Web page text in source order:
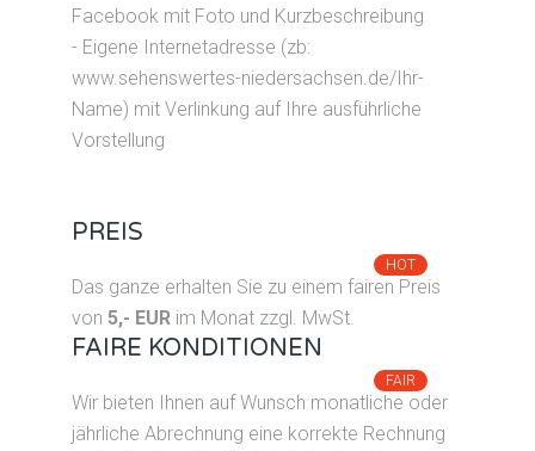
Facebook mit Foto und Kurzbeschreibung
- Eigene Internetadresse (zb:
www.sehenswertes-niedersachsen.de/Ihr-
Name) mit Verlinkung auf Ihre ausführliche
Vorstellung
HOT
PREIS
Das ganze erhalten Sie zu einem fairen Preis
von 5,- EUR im Monat zzgl. MwSt.
FAIR
FAIRE KONDITIONEN
Wir bieten Ihnen auf Wunsch monatliche oder
jährliche Abrechnung eine korrekte Rechnung